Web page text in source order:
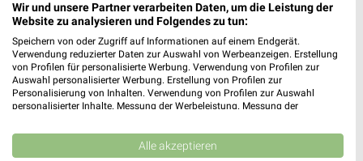
POCO Amberg
Regensburger Straße 72
92224 Amberg
Heute geschlossen
34,80 km
POCO Regensburg
Wir und unsere Partner verarbeiten Daten, um die Leistung der
Website zu analysieren und Folgendes zu tun:
Speichern von oder Zugriff auf Informationen auf einem Endgerät.
Verwendung reduzierter Daten zur Auswahl von Werbeanzeigen. Erstellung
von Profilen für personalisierte Werbung. Verwendung von Profilen zur
Auswahl personalisierter Werbung. Erstellung von Profilen zur
Personalisierung von Inhalten. Verwendung von Profilen zur Auswahl
personalisierter Inhalte. Messung der Werbeleistung. Messung der
Kombinationen von Daten aus verschiedenen Quellen. Entwicklung und
Verbesserung der Angebote. Verwendung reduzierter Daten zur Auswahl
von Inhalten.
Alle akzeptieren